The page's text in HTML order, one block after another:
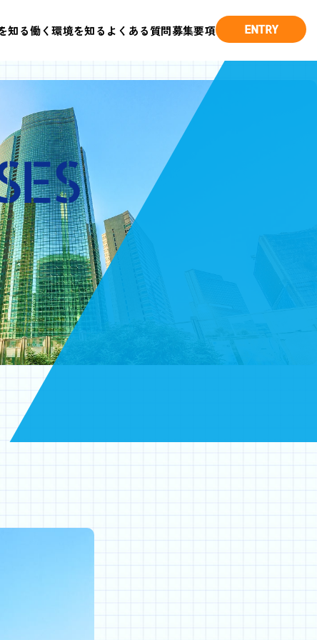
知る働く環境を知る よくある質問募集要項 ENTRY